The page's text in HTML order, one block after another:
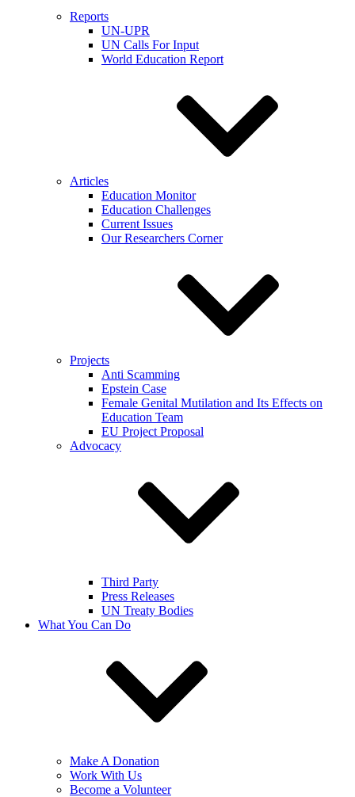
Reports
UN-UPR
UN Calls For Input
World Education Report
Articles
Education Monitor
Education Challenges
Current Issues
Our Researchers Corner
Projects
Anti Scamming
Epstein Case
Female Genital Mutilation and Its Effects on
Education Team
EU Project Proposal
Advocacy
Third Party
Press Releases
UN Treaty Bodies
What You Can Do
Make A Donation
Work With Us
Become a Volunteer